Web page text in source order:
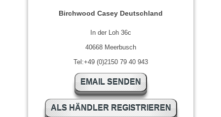
Birchwood Casey Deutschland
In der Loh 36c
40668 Meerbusch
Tel:+49 (0)2150 79 40 943
EMAIL SENDEN
ALS HÄNDLER REGISTRIEREN